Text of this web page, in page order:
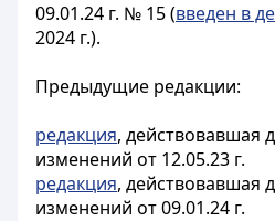
09.01.24 г. № 15 (введен в
2024 г.).
Предыдущие редакции:
редакция, действовавшая
изменений от 12.05.23 г.
редакция, действовавшая
изменений от 09.01.24 г.